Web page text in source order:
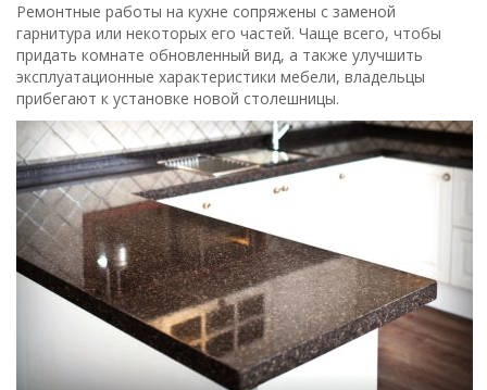
Ремонтные работы на кухне сопряжены с заменой
гарнитура или некоторых его частей. Чаще всего, чтобы
придать комнате обновленный вид, а также улучшить
эксплуатационные характеристики мебели, владельцы
прибегают к установке новой столешницы.